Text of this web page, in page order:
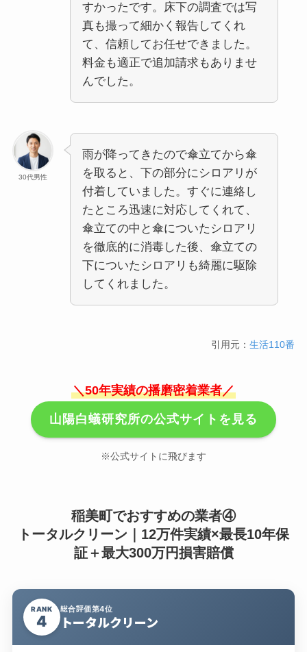
すかったです。床下の調査では写
真も撮って細かく報告してくれ
て、信頼してお任せできました。
料金も適正で追加請求もありませ
んでした。
30代男性
雨が降ってきたので傘立てから傘
を取ると、下の部分にシロアリが
付着していました。すぐに連絡し
たところ迅速に対応してくれて、
傘立ての中と傘についたシロアリ
を徹底的に消毒した後、傘立ての
下についたシロアリも綺麗に駆除
してくれました。
引用元：生活110番
＼50年実績の播磨密着業者／
山陽白蟻研究所の公式サイトを見る
※公式サイトに飛びます
稲美町でおすすめの業者④
トータルクリーン｜12万件実績×最長10年保
証＋最大300万円損害賠償
RANK
4
総合評価第4位
トータルクリーン